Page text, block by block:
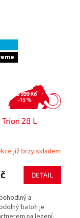
3 999 Kč
–15 %
28 L
již brzy skladem
DETAIL
a
batoh je